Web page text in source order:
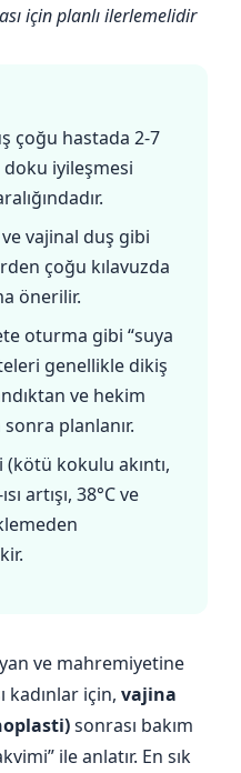
için planlı ilerlemelidir
çoğu hastada 2-7
iyileşmesi
vajinal duş gibi
çoğu kılavuzda
önerilir.
oturma gibi “suya
genellikle dikiş
ve hekim
planlanır.
kokulu akıntı,
artışı, 38°C ve
ve mahremiyetine
kadınlar için, vajina
sonrası bakım
ile anlatır. En sık